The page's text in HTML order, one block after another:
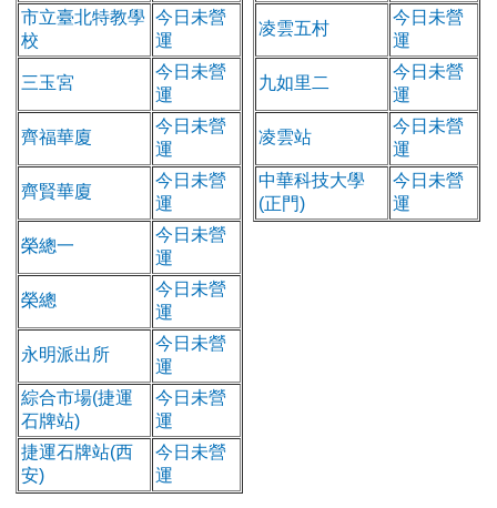
市立臺北特教學
校
今日未營
運
三玉宮
今日未營
運
齊福華廈
今日未營
運
齊賢華廈
今日未營
運
榮總一
今日未營
運
榮總
今日未營
運
永明派出所
今日未營
運
綜合市場(捷運
石牌站)
今日未營
運
捷運石牌站(西
安)
今日未營
運
凌雲五村
今日未營
運
九如里二
今日未營
運
凌雲站
今日未營
運
中華科技大學
(正門)
今日未營
運